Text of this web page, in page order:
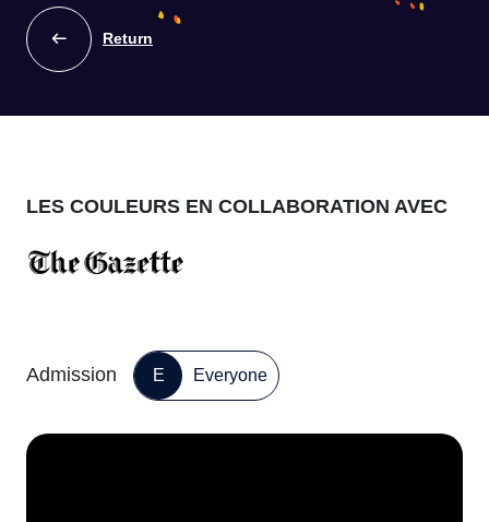
Return
LES COULEURS EN COLLABORATION AVEC
Admission E Everyone